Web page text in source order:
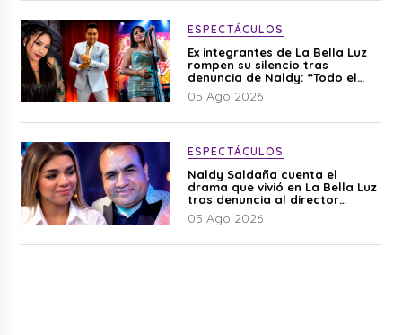
ESPECTÁCULOS
Ex integrantes de La Bella Luz
rompen su silencio tras
denuncia de Naldy: “Todo el
mundo lo sabía”
05 Ago 2026
ESPECTÁCULOS
Naldy Saldaña cuenta el
drama que vivió en La Bella Luz
tras denuncia al director
musical: “No me parece justo”
05 Ago 2026